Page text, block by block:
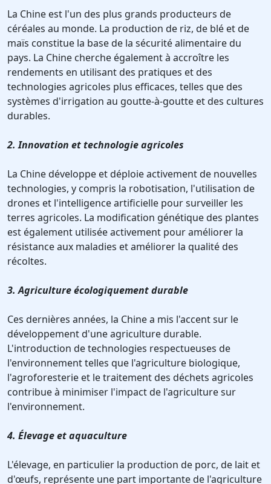
La Chine est l'un des plus grands producteurs de
céréales au monde. La production de riz, de blé et de
maïs constitue la base de la sécurité alimentaire du
pays. La Chine cherche également à accroître les
rendements en utilisant des pratiques et des
technologies agricoles plus efficaces, telles que des
systèmes d'irrigation au goutte-à-goutte et des cultures
durables.
2. Innovation et technologie agricoles
La Chine développe et déploie activement de nouvelles
technologies, y compris la robotisation, l'utilisation de
drones et l'intelligence artificielle pour surveiller les
terres agricoles. La modification génétique des plantes
est également utilisée activement pour améliorer la
résistance aux maladies et améliorer la qualité des
récoltes.
3. Agriculture écologiquement durable
Ces dernières années, la Chine a mis l'accent sur le
développement d'une agriculture durable.
L'introduction de technologies respectueuses de
l'environnement telles que l'agriculture biologique,
l'agroforesterie et le traitement des déchets agricoles
contribue à minimiser l'impact de l'agriculture sur
l'environnement.
4. Élevage et aquaculture
L'élevage, en particulier la production de porc, de lait et
d'œufs, représente une part importante de l'agriculture